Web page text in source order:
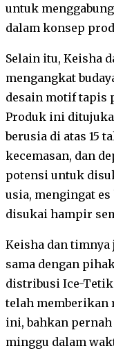
untuk
dalam konsep
Selain itu, Keisha
mengangkat
desain motif tapis
Produk ini
berusia di atas 15
kecemasan, dan
potensi untuk
usia, mengingat
disukai hampir
Keisha dan timnya
sama dengan
distribusi Ice-
telah memberikan
ini, bahkan
minggu dalam